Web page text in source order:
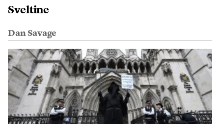
Sveltine
Dan Savage